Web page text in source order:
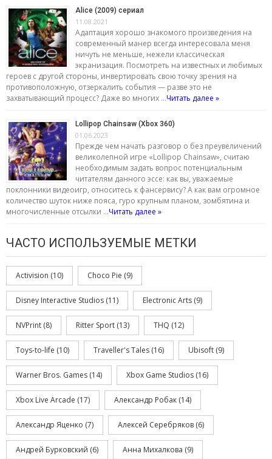
Alice (2009) сериал
11.08.2021
Адаптация хорошо знакомого произведения на
современный манер всегда интересовала меня
ничуть не меньше, нежели классическая
экранизация. Посмотреть на известных и любимых
героев с другой стороны, инвертировать свою точку зрения на
противоположную, отзеркалить события — разве это не
захватывающий процесс? Даже во многих …Читать далее »
Lollipop Chainsaw (Xbox 360)
01.06.2023
Прежде чем начать разговор о без преувеличений
великолепной игре «Lollipop Chainsaw», считаю
необходимым задать вопрос потенциальным
читателям данного эссе: как вы, уважаемые
поклонники видеоигр, относитесь к фансервису? А как вам огромное
количество шуток ниже пояса, гуро крупным планом, зомбятина и
многочисленные отсылки …Читать далее »
ЧАСТО ИСПОЛЬЗУЕМЫЕ МЕТКИ
Activision (10) Choco Pie (9)
Disney Interactive Studios (11) Electronic Arts (9)
NVPrint (8) Ritter Sport (13) THQ (12)
Toys-to-life (10) Traveller's Tales (16) Ubisoft (9)
Warner Bros. Games (14) Xbox Game Studios (16)
Xbox Live Arcade (17) Александр Робак (14)
Александр Яценко (7) Алексей Серебряков (6)
Андрей Бурковский (6) Анна Михалкова (9)